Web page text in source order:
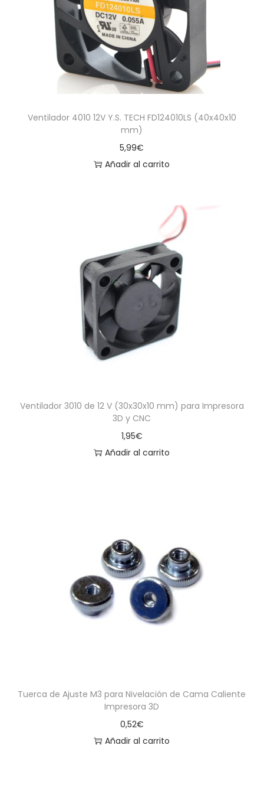
a
c
i
n
i
d
o
Ventilador 4010 12V Y.S. TECH FD124010LS (40x40x10
mm)
5,99€
Añadir al carrito
Ventilador 3010 de 12 V (30x30x10 mm) para Impresora
3D y CNC
1,95€
Añadir al carrito
Tuerca de Ajuste M3 para Nivelación de Cama Caliente
Impresora 3D
0,52€
Añadir al carrito